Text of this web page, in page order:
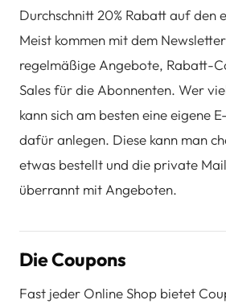
Durchschnitt 20% Rabatt auf den
Meist kommen mit dem
regelmäßige Angebote, Rabatt-
Sales für die Abonnenten. Wer
kann sich am besten eine eigene
dafür anlegen. Diese kann man
etwas bestellt und die private
überrannt mit Angeboten.
Die Coupons
Fast jeder Online Shop bietet